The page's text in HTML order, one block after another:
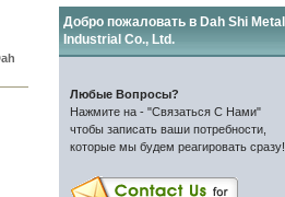
Добро пожаловать в Dah Shi Metal
Industrial Co., Ltd.
Любые Вопросы?
Нажмите на - "Связаться С Нами"
чтобы записать ваши потребности,
которые мы будем реагировать сразу!